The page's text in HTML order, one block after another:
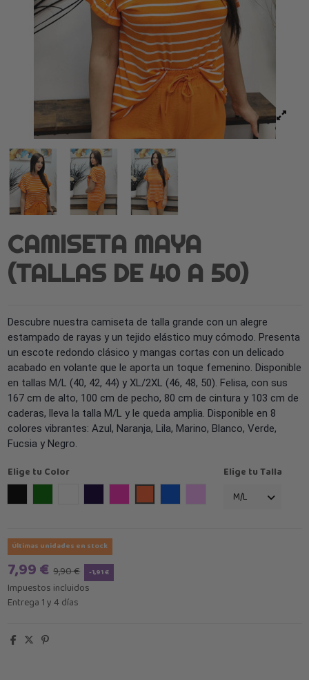
CAMISETA MAYA
(TALLAS DE 40 A 50)
Descubre nuestra camiseta de talla grande con un alegre
estampado de rayas y un tejido elástico muy cómodo. Presenta
un escote redondo clásico y mangas cortas con un delicado
acabado en volante que le aporta un toque femenino. Disponible
en tallas M/L (40, 42, 44) y XL/2XL (46, 48, 50). Felisa, con sus
167 cm de alto, 100 cm de pecho, 80 cm de cintura y 103 cm de
caderas, lleva la talla M/L y le queda amplia. Disponible en 8
colores vibrantes: Azul, Naranja, Lila, Marino, Blanco, Verde,
Fucsia y Negro.
Elige tu Color
Elige tu Talla
Últimas unidades en stock
7,99 € 9,90 € -1,91 €
Impuestos incluidos
Entrega 1 y 4 días